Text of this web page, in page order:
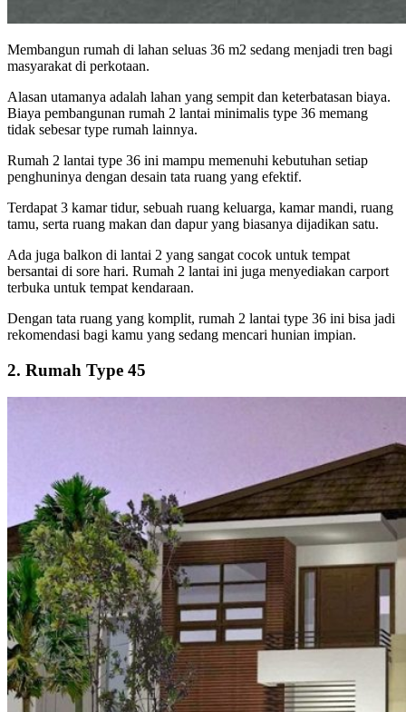
Membangun rumah di lahan seluas 36 m2 sedang menjadi tren bagi
masyarakat di perkotaan.
Alasan utamanya adalah lahan yang sempit dan keterbatasan biaya.
Biaya pembangunan rumah 2 lantai minimalis type 36 memang
tidak sebesar type rumah lainnya.
Rumah 2 lantai type 36 ini mampu memenuhi kebutuhan setiap
penghuninya dengan desain tata ruang yang efektif.
Terdapat 3 kamar tidur, sebuah ruang keluarga, kamar mandi, ruang
tamu, serta ruang makan dan dapur yang biasanya dijadikan satu.
Ada juga balkon di lantai 2 yang sangat cocok untuk tempat
bersantai di sore hari. Rumah 2 lantai ini juga menyediakan carport
terbuka untuk tempat kendaraan.
Dengan tata ruang yang komplit, rumah 2 lantai type 36 ini bisa jadi
rekomendasi bagi kamu yang sedang mencari hunian impian.
2. Rumah Type 45